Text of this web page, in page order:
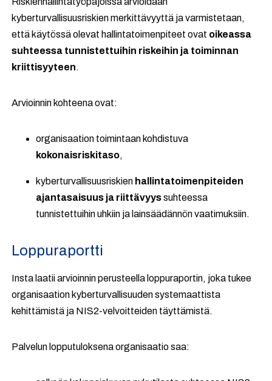
kyberturvallisuusriskien merkittävyyttä ja varmistetaan,
että käytössä olevat hallintatoimenpiteet ovat oikeassa
suhteessa tunnistettuihin riskeihin ja toiminnan
kriittisyyteen.
Arvioinnin kohteena ovat:
organisaation toimintaan kohdistuva
kokonaisriskitaso,
kyberturvallisuusriskien hallintatoimenpiteiden
ajantasaisuus ja riittävyyssuhteessa
tunnistettuihin uhkiin ja lainsäädännön vaatimuksiin.
Loppuraportti
Insta laatii arvioinnin perusteella loppuraportin, joka tukee
organisaation kyberturvallisuuden systemaattista
kehittämistä ja NIS2-velvoitteiden täyttämistä.
Palvelun lopputuloksena organisaatio saa: